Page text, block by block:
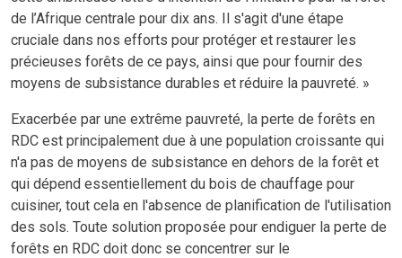
de l’Afrique centrale pour dix ans. Il s'agit d'une étape
cruciale dans nos efforts pour protéger et restaurer les
précieuses forêts de ce pays, ainsi que pour fournir des
moyens de subsistance durables et réduire la pauvreté. »
Exacerbée par une extrême pauvreté, la perte de forêts en
RDC est principalement due à une population croissante qui
n'a pas de moyens de subsistance en dehors de la forêt et
qui dépend essentiellement du bois de chauffage pour
cuisiner, tout cela en l'absence de planification de l'utilisation
des sols. Toute solution proposée pour endiguer la perte de
forêts en RDC doit donc se concentrer sur le